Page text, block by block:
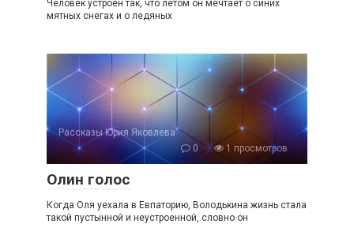
Человек устроен так, что летом он мечтает о синих
мятных снегах и о ледяных
Рассказы Юрия Яковлева
0
1 просмотров
Олин голос
Когда Оля уехала в Евпаторию, Володькина жизнь стала
такой пустынной и неустроенной, словно он